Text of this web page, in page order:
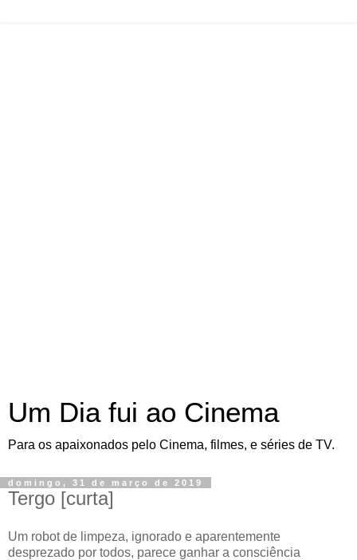
Um Dia fui ao Cinema
Para os apaixonados pelo Cinema, filmes, e séries de TV.
domingo, 31 de março de 2019
Tergo [curta]
Um robot de limpeza, ignorado e aparentemente
desprezado por todos, parece ganhar a consciência